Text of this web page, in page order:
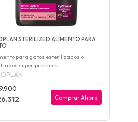
STERILIZED ALIMENTO PARA
para gatos esterilizados o
super premium
Comprar Ahora